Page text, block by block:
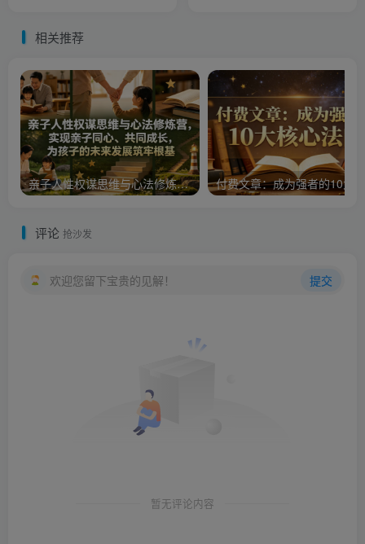
相关推荐
亲子人性权谋思维与心法修炼营，实现亲子同心、共同成长，为孩子的未来发展筑牢根基【音频】
评论 抢沙发
欢迎您留下宝贵的见解！ 提交
暂无评论内容